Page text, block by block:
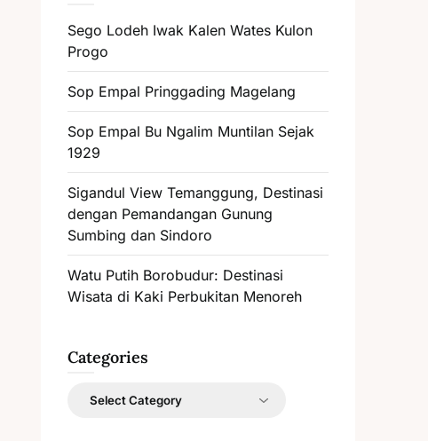
Sego Lodeh Iwak Kalen Wates Kulon
Progo
Sop Empal Pringgading Magelang
Sop Empal Bu Ngalim Muntilan Sejak
1929
Sigandul View Temanggung, Destinasi
dengan Pemandangan Gunung
Sumbing dan Sindoro
Watu Putih Borobudur: Destinasi
Wisata di Kaki Perbukitan Menoreh
Categories
Categories